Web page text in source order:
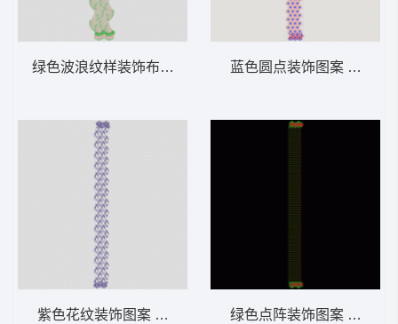
绿色波浪纹样装饰布料 窗帘
紫色花纹装饰图案 窗帘
蓝色圆点装饰图案 窗帘
绿色点阵装饰图案 窗帘